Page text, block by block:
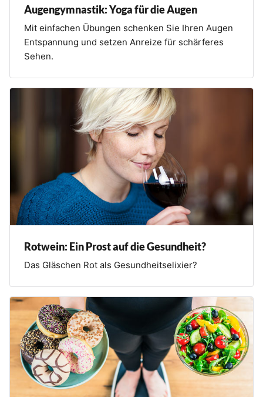
Augengymnastik: Yoga für die Augen
Mit einfachen Übungen schenken Sie Ihren Augen
Entspannung und setzen Anreize für schärferes
Sehen.
Rotwein: Ein Prost auf die Gesundheit?
Das Gläschen Rot als Gesundheitselixier?